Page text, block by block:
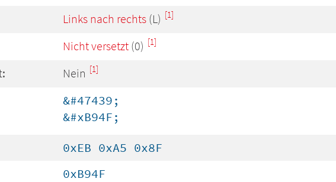
Links nach rechts (L) [1]
Nicht versetzt (0) [1]
Nein [1]
&#47439;
&#xB94F;
0xEB 0xA5 0x8F
0xB94F